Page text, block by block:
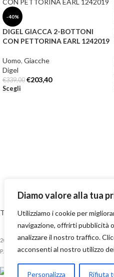
Diamo valore alla tua
Utilizziamo i cookie per
navigazione, offrirti pubblicità
analizzare il nostro traffico.
acconsenti al nostro utilizzo
Personalizza Rifiuta
-40%
DIGEL GIACCA 2-BOTTONI
CON PETTORINA EARL 1242019
Uomo, Giacche
Digel
€339,00 €203,40
Scegli
Termini e Condizioni-Privacy Policy
-Spedizioni
2023 Numero70 Boutique S.r.l. Via Medici,
P.IVA: 03658370832